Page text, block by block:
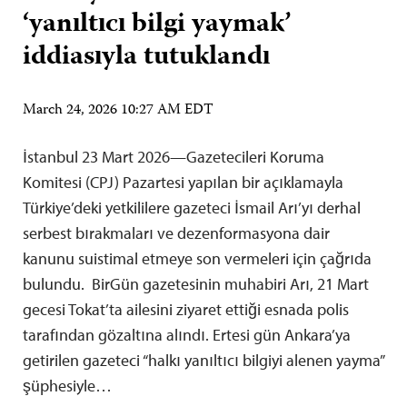
‘yanıltıcı bilgi yaymak’
iddiasıyla tutuklandı
March 24, 2026 10:27 AM EDT
İstanbul 23 Mart 2026—Gazetecileri Koruma
Komitesi (CPJ) Pazartesi yapılan bir açıklamayla
Türkiye’deki yetkililere gazeteci İsmail Arı’yı derhal
serbest bırakmaları ve dezenformasyona dair
kanunu suistimal etmeye son vermeleri için çağrıda
bulundu. BirGün gazetesinin muhabiri Arı, 21 Mart
gecesi Tokat’ta ailesini ziyaret ettiği esnada polis
tarafından gözaltına alındı. Ertesi gün Ankara’ya
getirilen gazeteci “halkı yanıltıcı bilgiyi alenen yayma”
şüphesiyle…